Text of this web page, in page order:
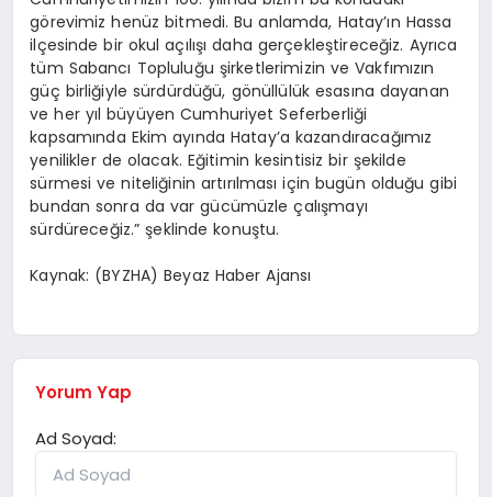
görevimiz henüz bitmedi. Bu anlamda, Hatay’ın Hassa
ilçesinde bir okul açılışı daha gerçekleştireceğiz. Ayrıca
tüm Sabancı Topluluğu şirketlerimizin ve Vakfımızın
güç birliğiyle sürdürdüğü, gönüllülük esasına dayanan
ve her yıl büyüyen Cumhuriyet Seferberliği
kapsamında Ekim ayında Hatay’a kazandıracağımız
yenilikler de olacak. Eğitimin kesintisiz bir şekilde
sürmesi ve niteliğinin artırılması için bugün olduğu gibi
bundan sonra da var gücümüzle çalışmayı
sürdüreceğiz.” şeklinde konuştu.
Kaynak: (BYZHA) Beyaz Haber Ajansı
Yorum Yap
Ad Soyad: